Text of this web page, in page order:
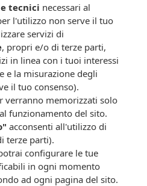
sulla privacy)
dei propri dati da
per finalità di invio,
MMS, fax ed altri mezzi
(come telefonate con
pubblicitario, promozionale, di
di compimento di ricerche
diretta in relazione a prodotti o
tecnici necessari al
l'utilizzo non serve il tuo
servizi di
, propri e/o di terze parti,
in linea con i tuoi interessi
e la misurazione degli
il tuo consenso).
verranno memorizzati solo
funzionamento del sito.
acconsenti all'utilizzo di
terze parti).
configurare le tue
in ogni momento
ad ogni pagina del sito.